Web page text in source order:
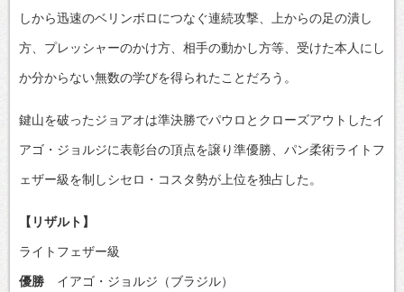
しから迅速のベリンボロにつなぐ連続攻撃、上からの足の潰し
方、プレッシャーのかけ方、相手の動かし方等、受けた本人にし
か分からない無数の学びを得られたことだろう。
鍵山を破ったジョアオは準決勝でパウロとクローズアウトしたイ
アゴ・ジョルジに表彰台の頂点を譲り準優勝、パン柔術ライトフ
ェザー級を制しシセロ・コスタ勢が上位を独占した。
【リザルト】
ライトフェザー級
優勝 イアゴ・ジョルジ（ブラジル）